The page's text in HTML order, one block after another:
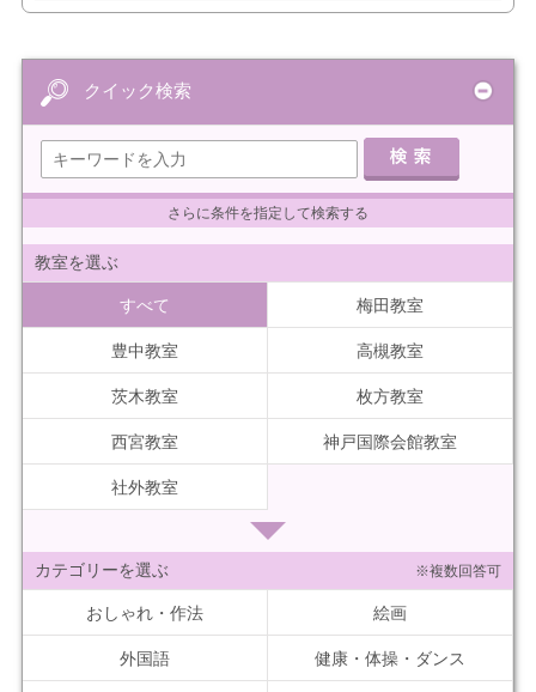
クイック検索
さらに条件を指定して検索する
教室を選ぶ
すべて 梅田教室
豊中教室 高槻教室
茨木教室 枚方教室
西宮教室 神戸国際会館教室
社外教室
カテゴリーを選ぶ ※複数回答可
おしゃれ・作法 絵画
外国語 健康・体操・ダンス